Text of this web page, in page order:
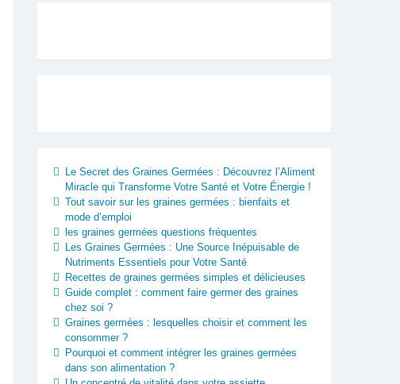
Le Secret des Graines Germées : Découvrez l’Aliment
Miracle qui Transforme Votre Santé et Votre Énergie !
Tout savoir sur les graines germées : bienfaits et
mode d’emploi
les graines germées questions fréquentes
Les Graines Germées : Une Source Inépuisable de
Nutriments Essentiels pour Votre Santé
Recettes de graines germées simples et délicieuses
Guide complet : comment faire germer des graines
chez soi ?
Graines germées : lesquelles choisir et comment les
consommer ?
Pourquoi et comment intégrer les graines germées
dans son alimentation ?